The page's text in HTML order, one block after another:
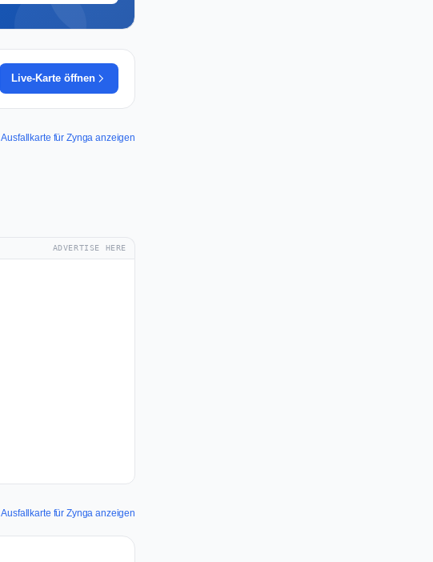
Live-Karte öffnen
Ausfallkarte für Zynga anzeigen
ADVERTISE HERE
Ausfallkarte für Zynga anzeigen